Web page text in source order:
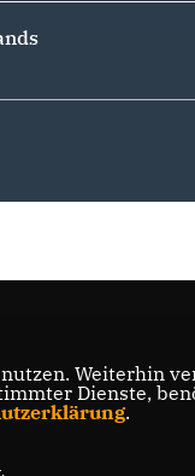
Weiterhin
Dienste,
.